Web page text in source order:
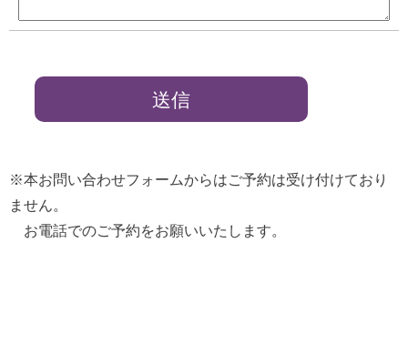
※本お問い合わせフォームからはご予約は受け付けており
ません。
お電話でのご予約をお願いいたします。